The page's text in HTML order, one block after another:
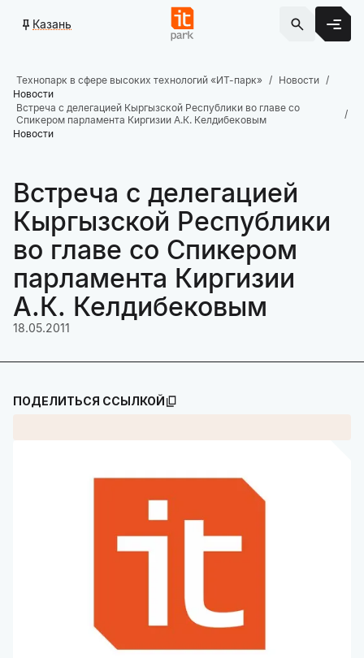
Казань
Технопарк в сфере высоких технологий «ИТ-парк»
Новости
Новости
Встреча с делегацией Кыргызской Республики во главе со
Спикером парламента Киргизии А.К. Келдибековым
Новости
Встреча с делегацией
Кыргызской Республики
во главе со Спикером
парламента Киргизии
А.К. Келдибековым
18.05.2011
ПОДЕЛИТЬСЯ ССЫЛКОЙ